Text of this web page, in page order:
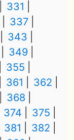
331
337
343
349
355
361
362
368
374
375
381
382